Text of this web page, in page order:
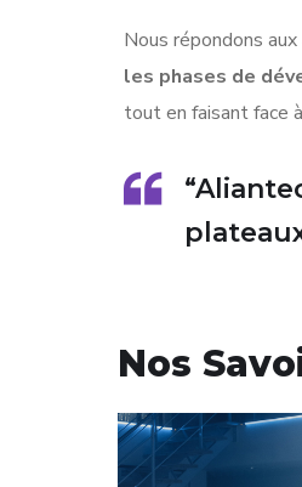
Nous répondons
les phases de
tout en faisant face
Nos